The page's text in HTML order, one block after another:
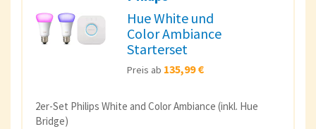
Hue White und
Color Ambiance
Starterset
Preis ab 135,99 €
2er-Set Philips White and Color Ambiance (inkl. Hue
Bridge)